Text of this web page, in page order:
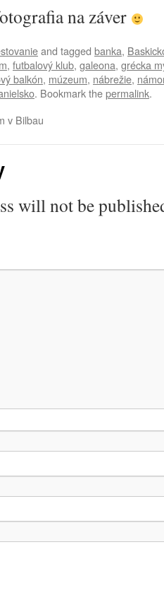
na záver
and tagged banka,
, futbalový klub, galeona, grécka
balkón, múzeum, nábrežie,
. Bookmark thepermalink.
v Bilbau
will not be